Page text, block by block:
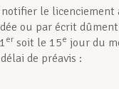
notifier le
ou par écrit
er soit le 15e jour du
de préavis :